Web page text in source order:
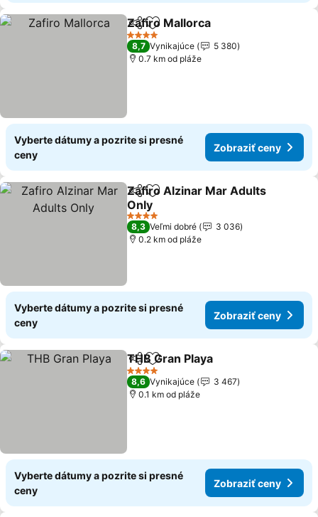
ZdieľaťPridať do obľúbených
Zafiro Mallorca
4 Počet hviezdičiek
8,7 Vynikajúce
5 380
0.7 km od pláže
Vyberte dátumy a pozrite si presné
ceny
Zobraziť ceny
ZdieľaťPridať do obľúbených
Zafiro Alzinar Mar Adults
Only
4 Počet hviezdičiek
8,3 Veľmi dobré
3 036
0.2 km od pláže
Vyberte dátumy a pozrite si presné
ceny
Zobraziť ceny
ZdieľaťPridať do obľúbených
THB Gran Playa
4 Počet hviezdičiek
8,6 Vynikajúce
3 467
0.1 km od pláže
Vyberte dátumy a pozrite si presné
ceny
Zobraziť ceny